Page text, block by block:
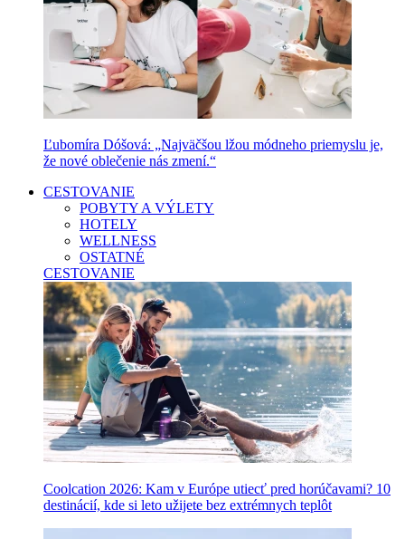
Ľubomíra Dóšová: „Najväčšou lžou módneho priemyslu je,
že nové oblečenie nás zmení.“
CESTOVANIE
POBYTY A VÝLETY
HOTELY
WELLNESS
OSTATNÉ
CESTOVANIE
Coolcation 2026: Kam v Európe utiecť pred horúčavami? 10
destinácií, kde si leto užijete bez extrémnych teplôt